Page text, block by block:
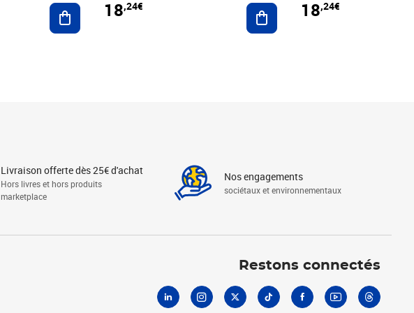
Ajouter au panier
18,24€ Ajouter au panier
18,24€
Livraison offerte dès 25€ d'achat
Hors livres et hors produits
marketplace
Nos engagements
sociétaux et environnementaux
Restons connectés